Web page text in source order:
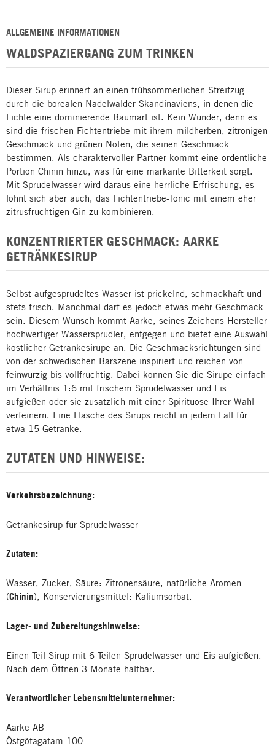
ALLGEMEINE INFORMATIONEN
WALDSPAZIERGANG ZUM TRINKEN
Dieser Sirup erinnert an einen frühsommerlichen Streifzug
durch die borealen Nadelwälder Skandinaviens, in denen die
Fichte eine dominierende Baumart ist. Kein Wunder, denn es
sind die frischen Fichtentriebe mit ihrem mildherben, zitronigen
Geschmack und grünen Noten, die seinen Geschmack
bestimmen. Als charaktervoller Partner kommt eine ordentliche
Portion Chinin hinzu, was für eine markante Bitterkeit sorgt.
Mit Sprudelwasser wird daraus eine herrliche Erfrischung, es
lohnt sich aber auch, das Fichtentriebe-Tonic mit einem eher
zitrusfruchtigen Gin zu kombinieren.
KONZENTRIERTER GESCHMACK: AARKE
GETRÄNKESIRUP
Selbst aufgesprudeltes Wasser ist prickelnd, schmackhaft und
stets frisch. Manchmal darf es jedoch etwas mehr Geschmack
sein. Diesem Wunsch kommt Aarke, seines Zeichens Hersteller
hochwertiger Wassersprudler, entgegen und bietet eine Auswahl
köstlicher Getränkesirupe an. Die Geschmacksrichtungen sind
von der schwedischen Barszene inspiriert und reichen von
feinwürzig bis vollfruchtig. Dabei können Sie die Sirupe einfach
im Verhältnis 1:6 mit frischem Sprudelwasser und Eis
aufgießen oder sie zusätzlich mit einer Spirituose Ihrer Wahl
verfeinern. Eine Flasche des Sirups reicht in jedem Fall für
etwa 15 Getränke.
ZUTATEN UND HINWEISE:
Verkehrsbezeichnung:
Getränkesirup für Sprudelwasser
Zutaten:
Wasser, Zucker, Säure: Zitronensäure, natürliche Aromen
(Chinin), Konservierungsmittel: Kaliumsorbat.
Lager- und Zubereitungshinweise:
Einen Teil Sirup mit 6 Teilen Sprudelwasser und Eis aufgießen.
Nach dem Öffnen 3 Monate haltbar.
Verantwortlicher Lebensmittelunternehmer:
Aarke AB
Östgötagatam 100